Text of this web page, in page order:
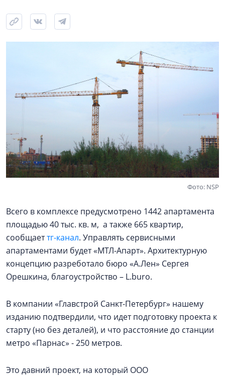
Фото: NSP
Всего в комплексе предусмотрено 1442 апартамента
площадью 40 тыс. кв. м, а также 665 квартир,
сообщаеттг-канал. Управлять сервисными
апартаментами будет «МТЛ-Апарт». Архитектурную
концепцию разреботало бюро «А.Лен» Сергея
Орешкина, благоустройство – L.buro.
В компании «Главстрой Санкт-Петербург» нашему
изданию подтвердили, что идет подготовку проекта к
старту (но без деталей), и что расстояние до станции
метро «Парнас» - 250 метров.
Это давний проект, на который ООО